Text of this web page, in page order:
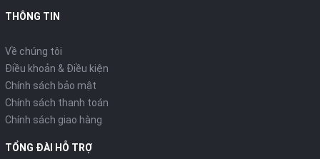
THÔNG TIN
Về chúng tôi
Điều khoản & Điều kiện
Chính sách bảo mật
Chính sách thanh toán
Chính sách giao hàng
TỔNG ĐÀI HỖ TRỢ